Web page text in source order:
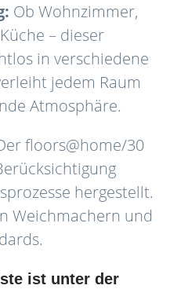
Ob Wohnzimmer,
– dieser
in verschiedene
jedem Raum
Atmosphäre.
floors@home/30
hergestellt.
Weichmachern und
ist unter der